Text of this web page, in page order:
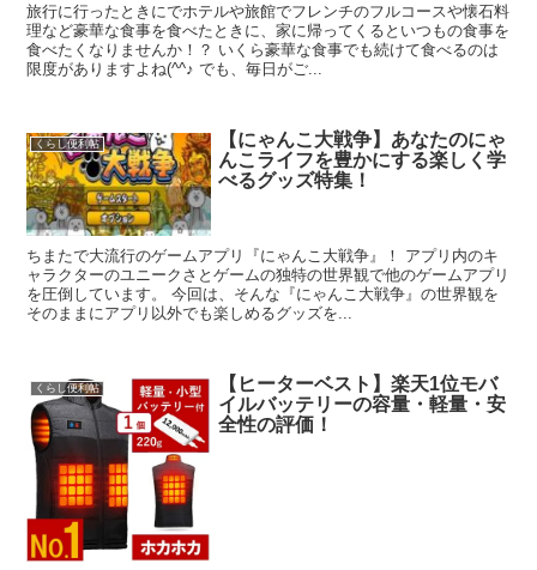
旅行に行ったときにでホテルや旅館でフレンチのフルコースや懐石料
理など豪華な食事を食べたときに、家に帰ってくるといつもの食事を
食べたくなりませんか！？ いくら豪華な食事でも続けて食べるのは
限度がありますよね(^^♪ でも、毎日がご...
くらし便利帖
【にゃんこ大戦争】あなたのにゃ
んこライフを豊かにする楽しく学
べるグッズ特集！
ちまたで大流行のゲームアプリ『にゃんこ大戦争』！ アプリ内のキ
ャラクターのユニークさとゲームの独特の世界観で他のゲームアプリ
を圧倒しています。 今回は、そんな『にゃんこ大戦争』の世界観を
そのままにアプリ以外でも楽しめるグッズを...
くらし便利帖
【ヒーターベスト】楽天1位モバ
イルバッテリーの容量・軽量・安
全性の評価！